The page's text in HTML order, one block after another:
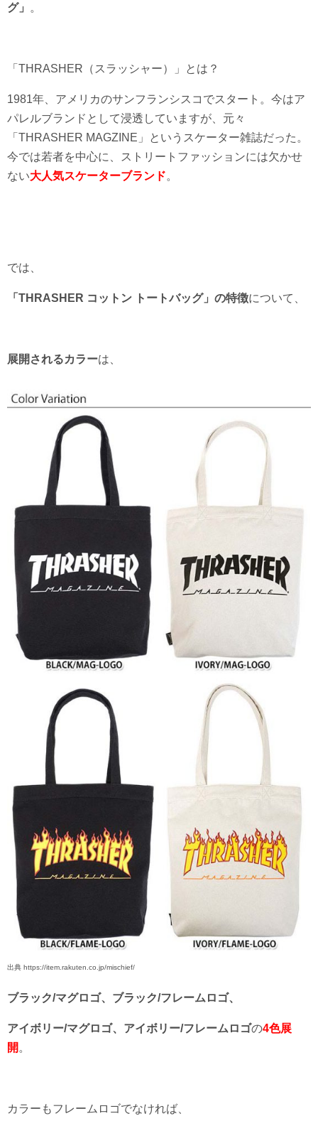
グ」
。
「THRASHER（スラッシャー）」とは？
1981年、アメリカのサンフランシスコでスタート。今はア
パレルブランドとして浸透していますが、元々
「THRASHER MAGZINE」というスケーター雑誌だった。
今では若者を中心に、ストリートファッションには欠かせ
ない大人気スケーターブランド。
では、
「THRASHER コットン トートバッグ」の特徴について、
展開されるカラーは、
出典 https://item.rakuten.co.jp/mischief/
ブラック/マグロゴ、ブラック/フレームロゴ、
アイボリー/マグロゴ、アイボリー/フレームロゴの4色展
開 。
カラーもフレームロゴでなければ、